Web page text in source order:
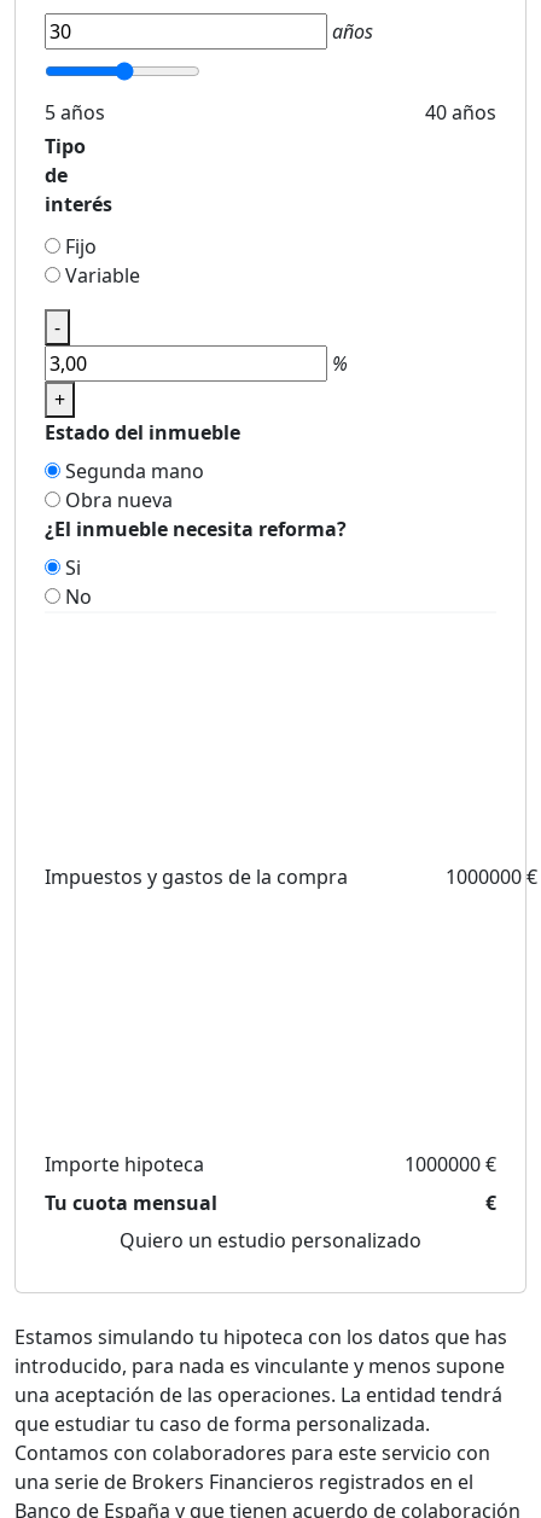
años
5 años
40 años
Tipo
de
interés
Fijo
Variable
-
%
+
Estado del inmueble
Segunda mano
Obra nueva
¿El inmueble necesita reforma?
Si
No
Impuestos y gastos de la compra 1000000 €
Importe hipoteca
1000000 €
Tu cuota mensual
€
Quiero un estudio personalizado
Estamos simulando tu hipoteca con los datos que has
introducido, para nada es vinculante y menos supone
una aceptación de las operaciones. La entidad tendrá
que estudiar tu caso de forma personalizada.
Contamos con colaboradores para este servicio con
una serie de Brokers Financieros registrados en el
Banco de España y que tienen acuerdo de colaboración